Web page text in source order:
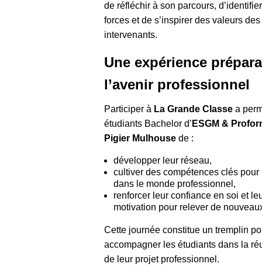
de réfléchir à son parcours,
forces et de s’inspirer des valeurs des
intervenants.
Une expérience
l’avenir professionnel
Participer à La Grande Classe a
étudiants Bachelor d’ ESGM &
Pigier Mulhouse de :
développer leur réseau,
cultiver des compétences clés pour
dans le monde professionnel,
renforcer leur confiance en soi et
motivation pour relever de
Cette journée constitue un tremplin
accompagner les étudiants dans la
de leur projet professionnel.